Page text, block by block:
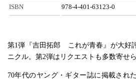
ISBN 978-4-401-63123-0
第1弾『吉田拓郎 これが青春』が大好
ニクル。第2弾はリクエストも多数寄せ
70年代のヤング・ギター誌に掲載され